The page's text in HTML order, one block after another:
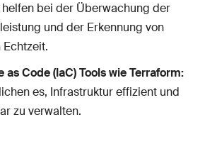
helfen bei der Überwachung der
und der Erkennung von
Echtzeit.
Code (IaC) Tools wie Terraform:
es, Infrastruktur effizient und
zu verwalten.